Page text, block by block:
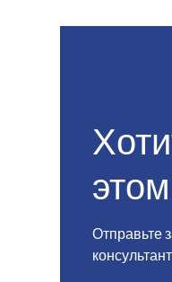
Отправьте